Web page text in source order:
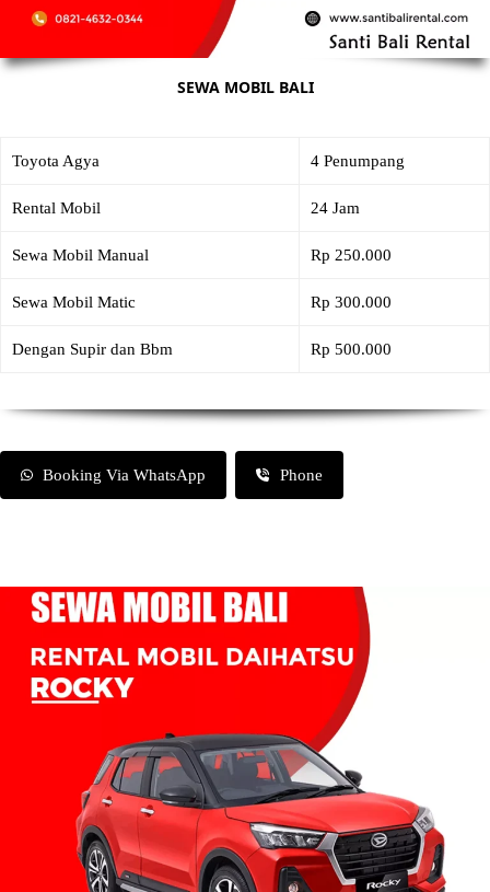
SEWA MOBIL BALI
Toyota Agya 4 Penumpang
Rental Mobil 24 Jam
Sewa Mobil Manual Rp 250.000
Sewa Mobil Matic Rp 300.000
Dengan Supir dan Bbm Rp 500.000
Booking Via WhatsApp Phone